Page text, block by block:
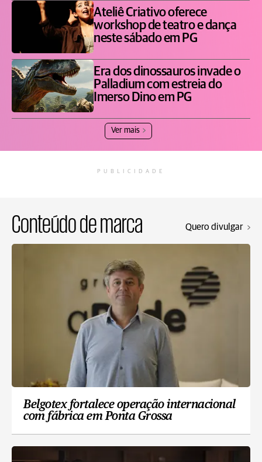
Ateliê Criativo oferece
workshop de teatro e dança
neste sábado em PG
Era dos dinossauros invade o
Palladium com estreia do
Imerso Dino em PG
Ver mais
PUBLICIDADE
Conteúdo de marca Quero divulgar
Belgotex fortalece operação internacional
com fábrica em Ponta Grossa